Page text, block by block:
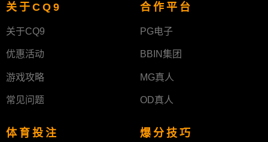
关于CQ9
关于CQ9
优惠活动
游戏攻略
常见问题
合作平台
PG电子
BBIN集团
MG真人
OD真人
体育投注 爆分技巧